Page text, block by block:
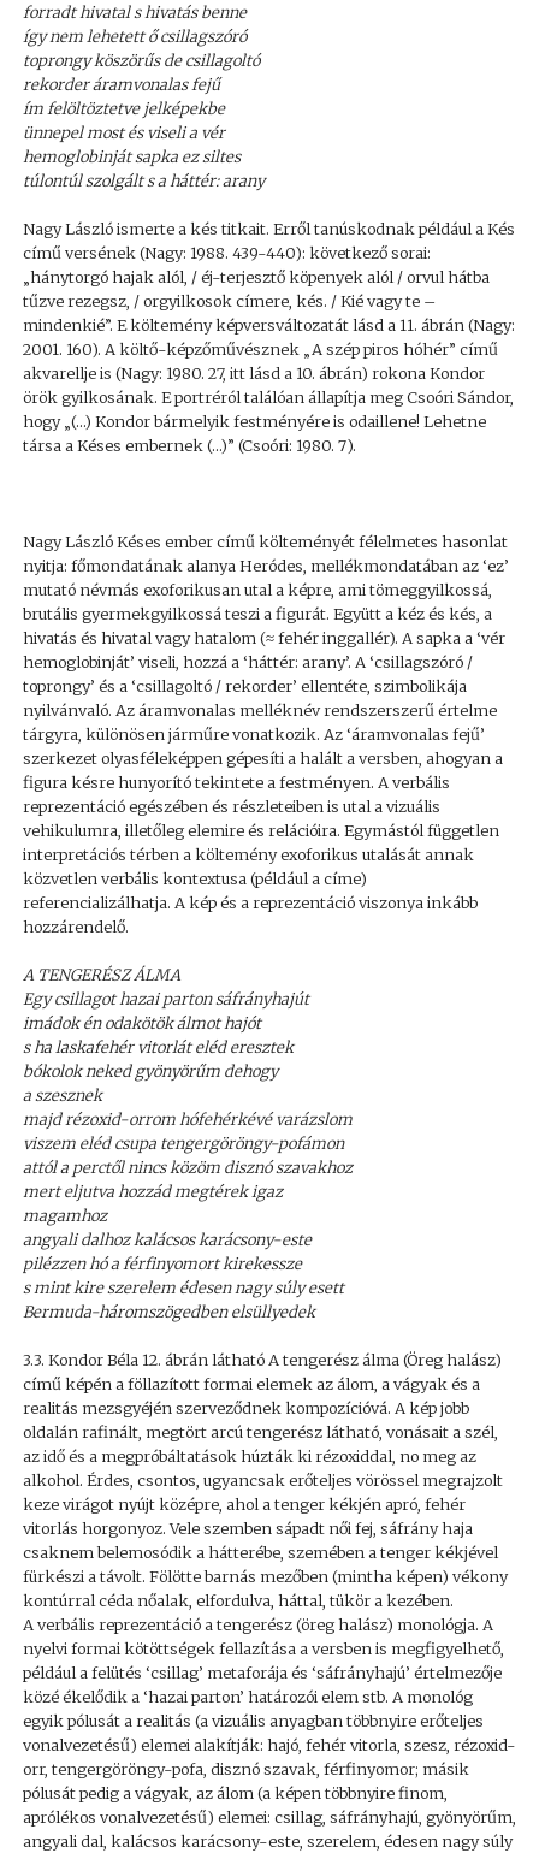
forradt hivatal s hivatás benne
így nem lehetett ő csillagszóró
toprongy köszörűs de csillagoltó
rekorder áramvonalas fejű
ím felöltöztetve jelképekbe
ünnepel most és viseli a vér
hemoglobinját sapka ez siltes
túlontúl szolgált s a háttér: arany
Nagy László ismerte a kés titkait. Erről tanúskodnak például a Kés
című versének (Nagy: 1988. 439-440): következő sorai:
„hánytorgó hajak alól, / éj-terjesztő köpenyek alól / orvul hátba
tűzve rezegsz, / orgyilkosok címere, kés. / Kié vagy te –
mindenkié”. E költemény képversváltozatát lásd a 11. ábrán (Nagy:
2001. 160). A költő-képzőművésznek „A szép piros hóhér” című
akvarellje is (Nagy: 1980. 27, itt lásd a 10. ábrán) rokona Kondor
örök gyilkosának. E portréról találóan állapítja meg Csoóri Sándor,
hogy „(…) Kondor bármelyik festményére is odaillene! Lehetne
társa a Késes embernek (…)” (Csoóri: 1980. 7).
Nagy László Késes ember című költeményét félelmetes hasonlat
nyitja: főmondatának alanya Heródes, mellékmondatában az ‘ez’
mutató névmás exoforikusan utal a képre, ami tömeggyilkossá,
brutális gyermekgyilkossá teszi a figurát. Együtt a kéz és kés, a
hivatás és hivatal vagy hatalom (≈ fehér inggallér). A sapka a ‘vér
hemoglobinját’ viseli, hozzá a ‘háttér: arany’. A ‘csillagszóró /
toprongy’ és a ‘csillagoltó / rekorder’ ellentéte, szimbolikája
nyilvánvaló. Az áramvonalas melléknév rendszerszerű értelme
tárgyra, különösen járműre vonatkozik. Az ‘áramvonalas fejű’
szerkezet olyasféleképpen gépesíti a halált a versben, ahogyan a
figura késre hunyorító tekintete a festményen. A verbális
reprezentáció egészében és részleteiben is utal a vizuális
vehikulumra, illetőleg elemire és relációira. Egymástól független
interpretációs térben a költemény exoforikus utalását annak
közvetlen verbális kontextusa (például a címe)
referencializálhatja. A kép és a reprezentáció viszonya inkább
hozzárendelő.
A TENGERÉSZ ÁLMA
Egy csillagot hazai parton sáfrányhajút
imádok én odakötök álmot hajót
s ha laskafehér vitorlát eléd eresztek
bókolok neked gyönyörűm dehogy
a szesznek
majd rézoxid-orrom hófehérkévé varázslom
viszem eléd csupa tengergöröngy-pofámon
attól a perctől nincs közöm disznó szavakhoz
mert eljutva hozzád megtérek igaz
magamhoz
angyali dalhoz kalácsos karácsony-este
pilézzen hó a férfinyomort kirekessze
s mint kire szerelem édesen nagy súly esett
Bermuda-háromszögedben elsüllyedek
3.3. Kondor Béla 12. ábrán látható A tengerész álma (Öreg halász)
című képén a föllazított formai elemek az álom, a vágyak és a
realitás mezsgyéjén szerveződnek kompozícióvá. A kép jobb
oldalán rafinált, megtört arcú tengerész látható, vonásait a szél,
az idő és a megpróbáltatások húzták ki rézoxiddal, no meg az
alkohol. Érdes, csontos, ugyancsak erőteljes vörössel megrajzolt
keze virágot nyújt középre, ahol a tenger kékjén apró, fehér
vitorlás horgonyoz. Vele szemben sápadt női fej, sáfrány haja
csaknem belemosódik a hátterébe, szemében a tenger kékjével
fürkészi a távolt. Fölötte barnás mezőben (mintha képen) vékony
kontúrral céda nőalak, elfordulva, háttal, tükör a kezében.
A verbális reprezentáció a tengerész (öreg halász) monológja. A
nyelvi formai kötöttségek fellazítása a versben is megfigyelhető,
például a felütés ‘csillag’ metaforája és ‘sáfrányhajú’ értelmezője
közé ékelődik a ‘hazai parton’ határozói elem stb. A monológ
egyik pólusát a realitás (a vizuális anyagban többnyire erőteljes
vonalvezetésű) elemei alakítják: hajó, fehér vitorla, szesz, rézoxid-
orr, tengergöröngy-pofa, disznó szavak, férfinyomor; másik
pólusát pedig a vágyak, az álom (a képen többnyire finom,
aprólékos vonalvezetésű) elemei: csillag, sáfrányhajú, gyönyörűm,
angyali dal, kalácsos karácsony-este, szerelem, édesen nagy súly